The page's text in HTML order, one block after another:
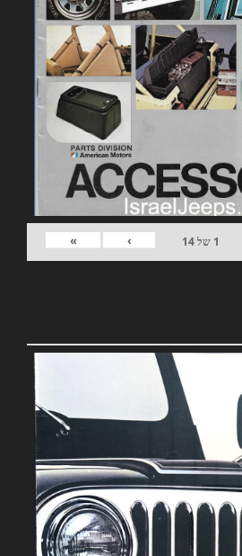
1 של14
›
»